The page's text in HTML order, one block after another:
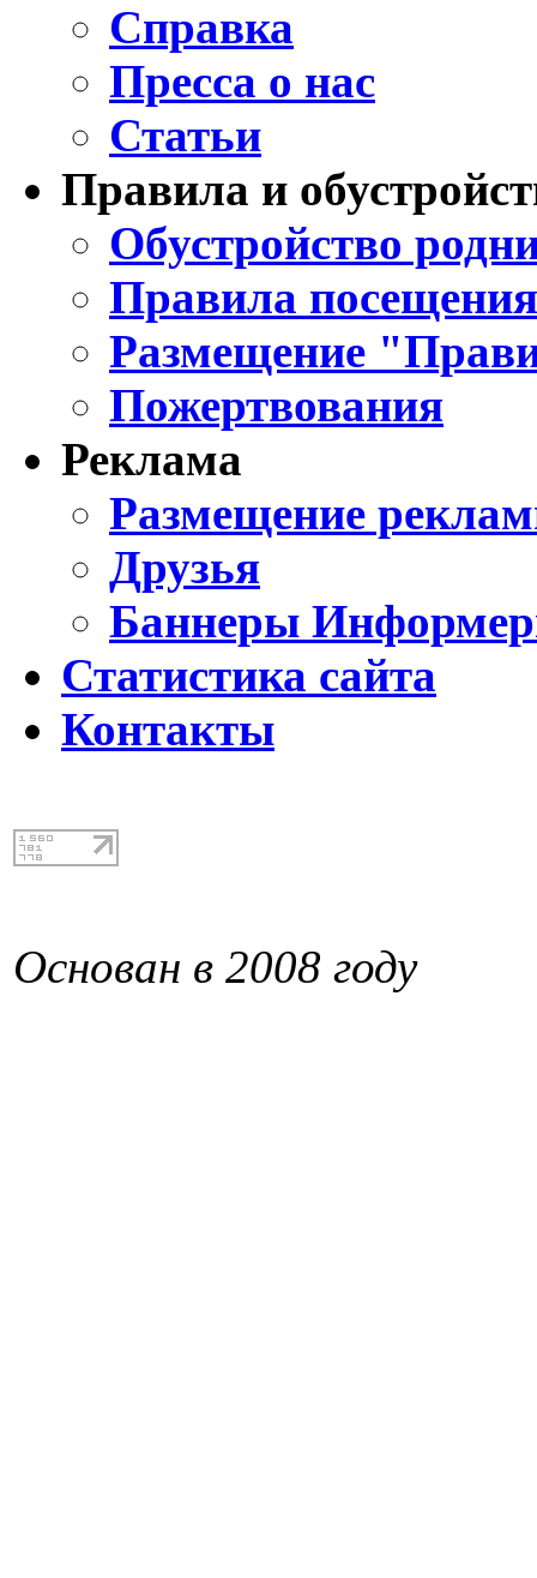
Справка
Пресса о нас
Статьи
Правила и
Обустройство
Правила
Размещение
Пожертвования
Реклама
Размещение
Друзья
Баннеры
Статистика сайта
Контакты
Основан в 2008 году